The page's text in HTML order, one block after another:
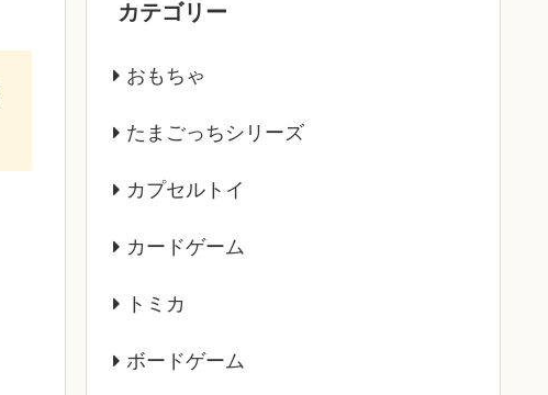
カテゴリー
おもちゃ
たまごっちシリーズ
カプセルトイ
カードゲーム
トミカ
ボードゲーム